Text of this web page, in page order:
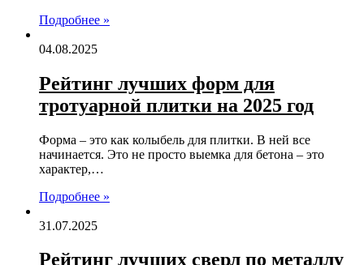
Подробнее »
04.08.2025
Рейтинг лучших форм для
тротуарной плитки на 2025 год
Форма – это как колыбель для плитки. В ней все
начинается. Это не просто выемка для бетона – это
характер,…
Подробнее »
31.07.2025
Рейтинг лучших сверл по металлу